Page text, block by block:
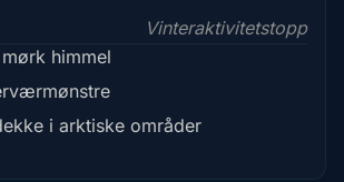
Vinteraktivitetstopp
himmel
i arktiske områder